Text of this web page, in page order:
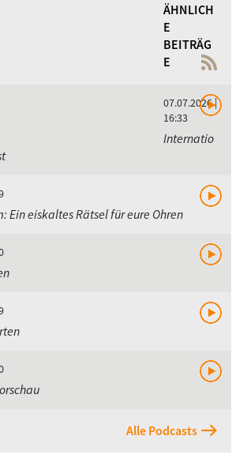
ÄHNLICH
E
BEITRÄG
E
07.07.2026 |
16:33
Internatio
Ein eiskaltes Rätsel für eure Ohren
Alle Podcasts